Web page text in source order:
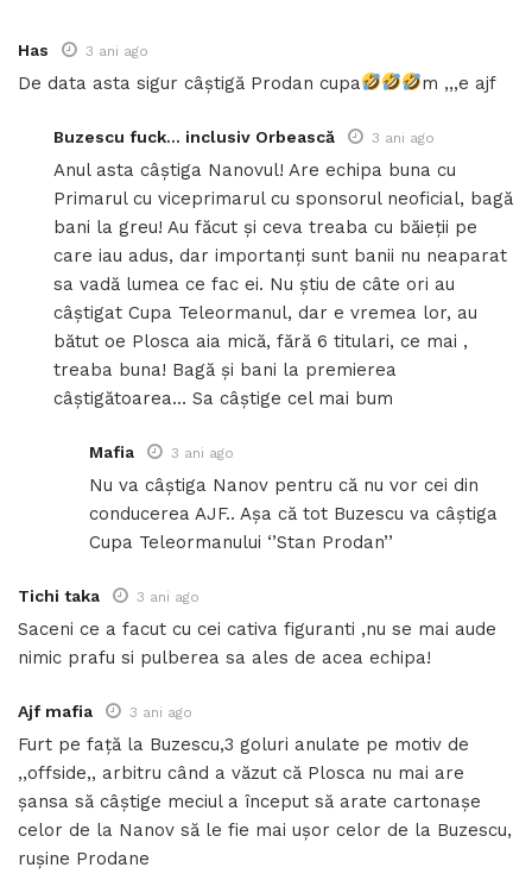
Has 3 ani ago
De data asta sigur câștigă Prodan cupa m ,,,e ajf
Buzescu fuck… inclusiv Orbească 3 ani ago
Anul asta câștiga Nanovul! Are echipa buna cu
Primarul cu viceprimarul cu sponsorul neoficial, bagă
bani la greu! Au făcut și ceva treaba cu băieții pe
care iau adus, dar importanți sunt banii nu neaparat
sa vadă lumea ce fac ei. Nu știu de câte ori au
câștigat Cupa Teleormanul, dar e vremea lor, au
bătut oe Plosca aia mică, fără 6 titulari, ce mai ,
treaba buna! Bagă și bani la premierea
câștigătoarea… Sa câștige cel mai bum
Mafia 3 ani ago
Nu va câștiga Nanov pentru că nu vor cei din
conducerea AJF.. Așa că tot Buzescu va câștiga
Cupa Teleormanului ‘’Stan Prodan’’
Tichi taka 3 ani ago
Saceni ce a facut cu cei cativa figuranti ,nu se mai aude
nimic prafu si pulberea sa ales de acea echipa!
Ajf mafia 3 ani ago
Furt pe față la Buzescu,3 goluri anulate pe motiv de
,,offside,, arbitru când a văzut că Plosca nu mai are
șansa să câștige meciul a început să arate cartonașe
celor de la Nanov să le fie mai ușor celor de la Buzescu,
rușine Prodane